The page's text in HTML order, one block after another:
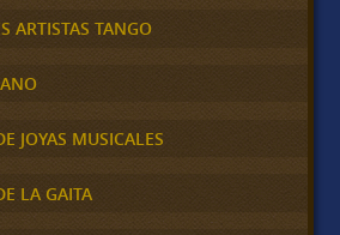
ARTISTAS TANGO
JOYAS MUSICALES
LA GAITA